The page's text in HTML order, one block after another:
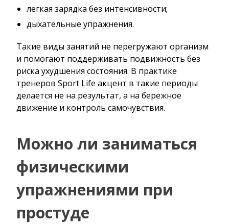
легкая зарядка без интенсивности;
дыхательные упражнения.
Такие виды занятий не перегружают организм
и помогают поддерживать подвижность без
риска ухудшения состояния. В практике
тренеров Sport Life акцент в такие периоды
делается не на результат, а на бережное
движение и контроль самочувствия.
Можно ли заниматься
физическими
упражнениями при
простуде